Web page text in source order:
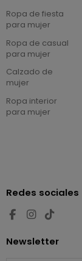
Ropa de fiesta
para mujer
Ropa de casual
para mujer
Calzado de
mujer
Ropa interior
para mujer
Redes sociales
Newsletter